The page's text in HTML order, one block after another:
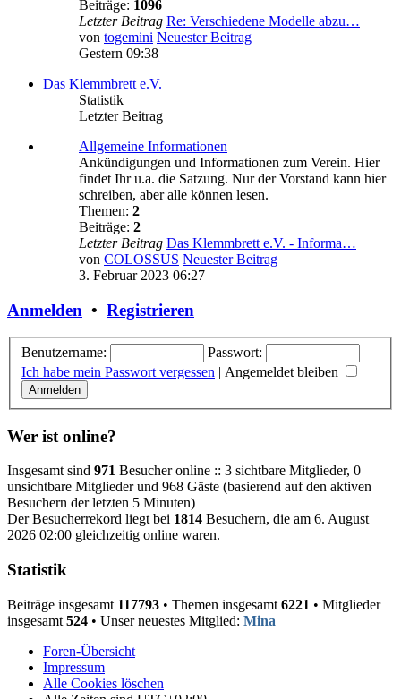
Beiträge: 1096
Letzter Beitrag Re: Verschiedene Modelle abzu…
von togemini Neuester Beitrag
Gestern 09:38
Das Klemmbrett e.V.
Statistik
Letzter Beitrag
Allgemeine Informationen
Ankündigungen und Informationen zum Verein. Hier
findet Ihr u.a. die Satzung. Nur der Vorstand kann hier
schreiben, aber alle können lesen.
Themen: 2
Beiträge: 2
Letzter Beitrag Das Klemmbrett e.V. - Informa…
von COLOSSUS Neuester Beitrag
3. Februar 2023 06:27
Anmelden • Registrieren
Benutzername:
Passwort:
Ich habe mein Passwort vergessen | Angemeldet bleiben
Wer ist online?
Insgesamt sind 971 Besucher online :: 3 sichtbare Mitglieder, 0
unsichtbare Mitglieder und 968 Gäste (basierend auf den aktiven
Besuchern der letzten 5 Minuten)
Der Besucherrekord liegt bei 1814 Besuchern, die am 6. August
2026 02:00 gleichzeitig online waren.
Statistik
Beiträge insgesamt 117793 • Themen insgesamt 6221 • Mitglieder
insgesamt 524 • Unser neuestes Mitglied: Mina
Foren-Übersicht
Impressum
Alle Cookies löschen